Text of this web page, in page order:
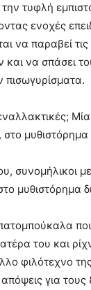
την τυφλή
ενοχές
να παραβεί
να σπάσει
πισωγυρίσματα.
μυθιστόρημα
μυθιστόρημα
του και
φιλότεχνο
για